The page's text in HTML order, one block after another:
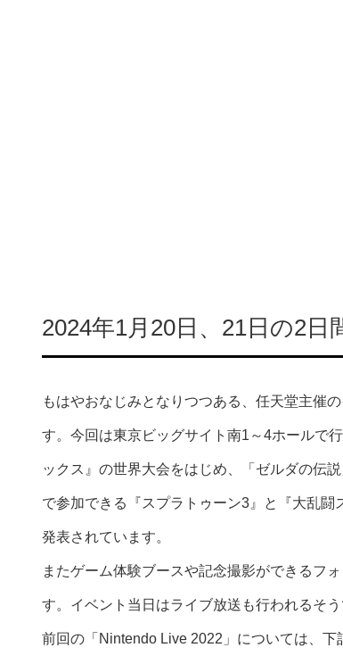
2024年1月20日、21日の2
もはやおなじみとなりつつある、任天堂主催
す。今回は東京ビッグサイト南1～4ホールで
ックス』の世界大会をはじめ、「ゼルダの伝
で参加できる『スプラトゥーン3』と『大乱
発表されています。
またゲーム体験ブースや記念撮影ができるフ
す。イベント当日はライブ放送も行われるそう
前回の「Nintendo Live 2022」については、下